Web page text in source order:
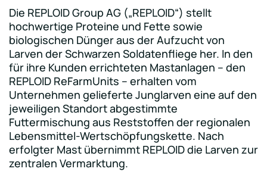
Die REPLOID Group AG („REPLOID“) stellt
hochwertige Proteine und Fette sowie
biologischen Dünger aus der Aufzucht von
Larven der Schwarzen Soldatenfliege her. In den
für ihre Kunden errichteten Mastanlagen – den
REPLOID ReFarmUnits – erhalten vom
Unternehmen gelieferte Junglarven eine auf den
jeweiligen Standort abgestimmte
Futtermischung aus Reststoffen der regionalen
Lebensmittel-Wertschöpfungskette. Nach
erfolgter Mast übernimmt REPLOID die Larven zur
zentralen Vermarktung.